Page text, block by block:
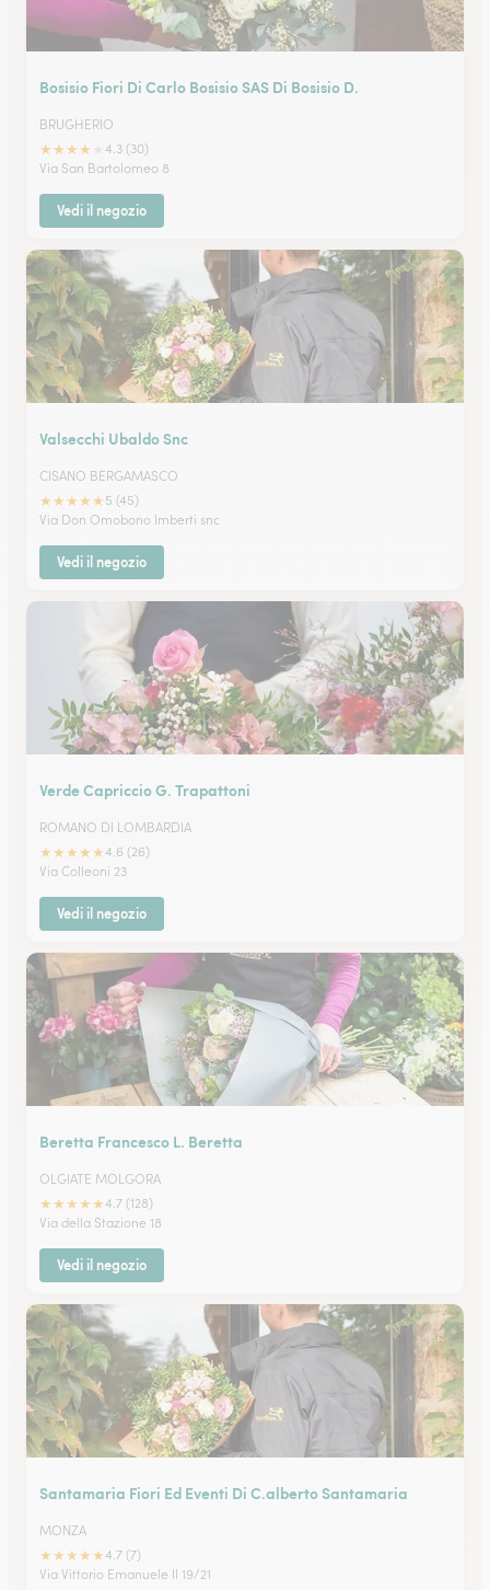
Bosisio Fiori Di Carlo Bosisio SAS Di Bosisio D.
BRUGHERIO
★★★★
4.3 (30)
Via San Bartolomeo 8
Vedi il negozio
Valsecchi Ubaldo Snc
CISANO BERGAMASCO
★★★★★ 5 (45)
Via Don Omobono Imberti snc
Vedi il negozio
Verde Capriccio G. Trapattoni
ROMANO DI LOMBARDIA
★★★★★4.6 (26)
Via Colleoni 23
Vedi il negozio
Beretta Francesco L. Beretta
OLGIATE MOLGORA
★★★★★4.7 (128)
Via della Stazione 18
Vedi il negozio
Santamaria Fiori Ed Eventi Di C.alberto Santamaria
MONZA
★★★★★4.7 (7)
Via Vittorio Emanuele II 19/21